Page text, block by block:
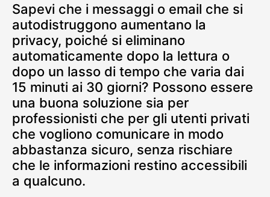
Sapevi che i messaggi o email che si
autodistruggono aumentano la
privacy, poiché si eliminano
automaticamente dopo la lettura o
dopo un lasso di tempo che varia dai
15 minuti ai 30 giorni? Possono essere
una buona soluzione sia per
professionisti che per gli utenti privati
che vogliono comunicare in modo
abbastanza sicuro, senza rischiare
che le informazioni restino accessibili
a qualcuno.